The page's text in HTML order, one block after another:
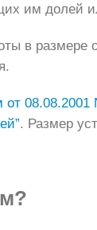
им долей
в размере
. Размер